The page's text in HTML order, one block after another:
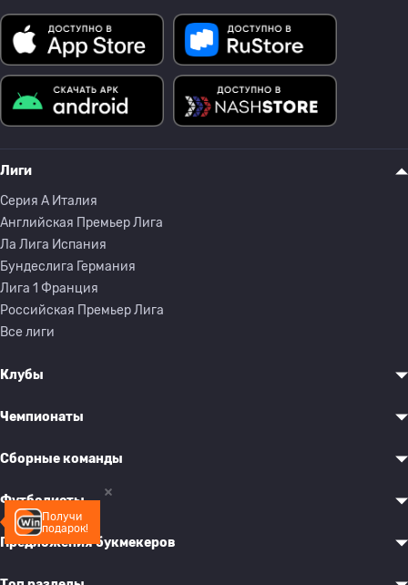
Получи
подарок!
Лиги
Серия A Италия
Английская Премьер Лига
Ла Лига Испания
Бундеслига Германия
Лига 1 Франция
Российская Премьер Лига
Все лиги
Клубы
Чемпионаты
Сборные команды
Футболисты
Предложения букмекеров